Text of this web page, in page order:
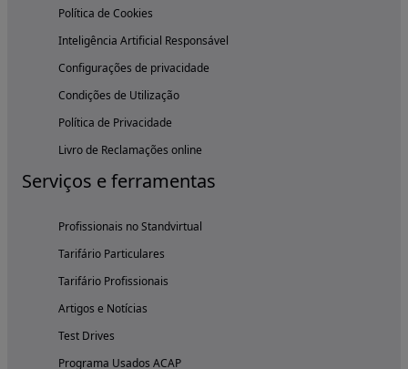
Política de Cookies
Inteligência Artificial Responsável
Configurações de privacidade
Condições de Utilização
Política de Privacidade
Livro de Reclamações online
Serviços e ferramentas
Profissionais no Standvirtual
Tarifário Particulares
Tarifário Profissionais
Artigos e Notícias
Test Drives
Programa Usados ACAP